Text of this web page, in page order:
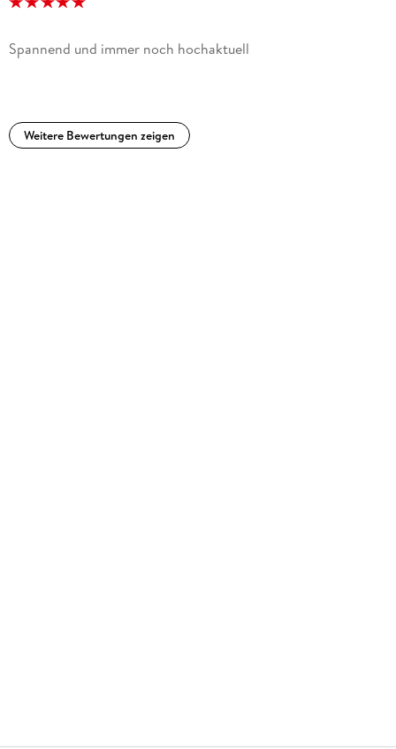
Spannend und immer noch hochaktuell
Weitere Bewertungen zeigen